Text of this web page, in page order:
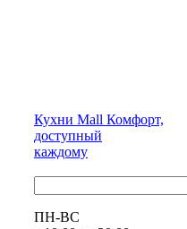
Кухни Mall Комфорт,
доступный
каждому
ПН-ВС